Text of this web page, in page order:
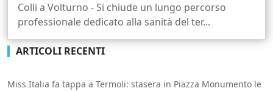
Colli a Volturno - Si chiude un lungo percorso
professionale dedicato alla sanità del ter...
ARTICOLI RECENTI
Miss Italia fa tappa a Termoli: stasera in Piazza Monumento le